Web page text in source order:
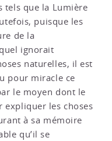
tels que la Lumière
puisque les
de la
ignorait
naturelles, il est
pour miracle ce
le moyen dont le
expliquer les choses
à sa mémoire
qu’il se